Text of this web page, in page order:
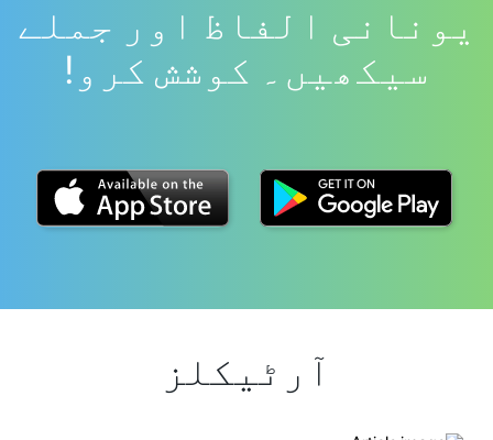
یونانی الفاظ اور جملے
سیکھیں۔ کوشش کرو!
آرٹیکلز